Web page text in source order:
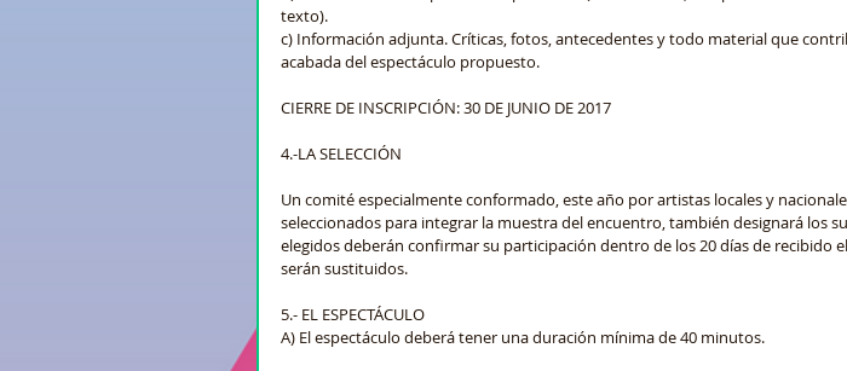
texto).
c) Información adjunta. Críticas, fotos, antecedentes y todo material que
acabada del espectáculo propuesto.
CIERRE DE INSCRIPCIÓN: 30 DE JUNIO DE 2017
4.-LA SELECCIÓN
Un comité especialmente conformado, este año por artistas locales y
seleccionados para integrar la muestra del encuentro, también designará los
elegidos deberán confirmar su participación dentro de los 20 días de recibido
serán sustituidos.
5.- EL ESPECTÁCULO
A) El espectáculo deberá tener una duración mínima de 40 minutos.